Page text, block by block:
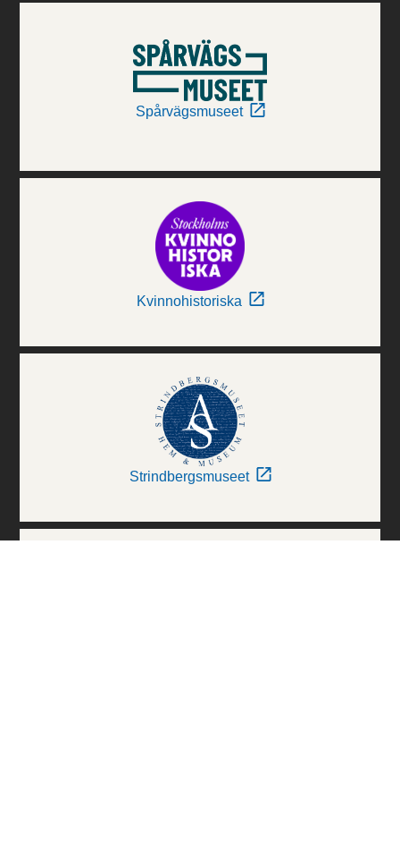
Spårvägsmuseet
Kvinnohistoriska
Strindbergsmuseet